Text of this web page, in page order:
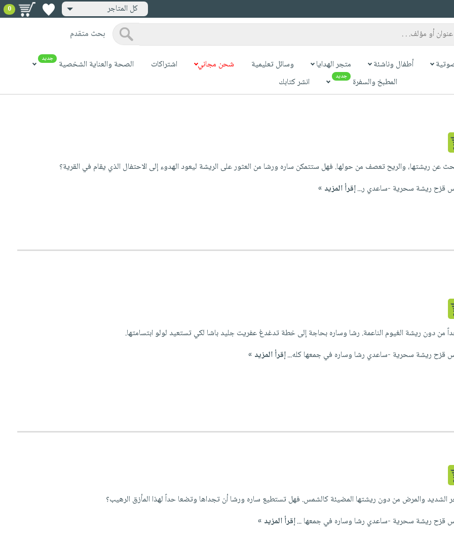
كل المتاجر 0
بحث متقدم
أطفال وناشئة متجر الهدايا وسائل تعليمية شحن مجاني اشتراكات الصحة والعناية الشخصية جديد
المطبخ والسفرة جديد
انشر كتابك
عن ريشتها، والريح تعصف من حولها. فهل ستتمكن ساره ورشا من العثور على الريشة ليعود الهدوء إلى الاحتفال الذي يقام في القرية؟
ريشة سحرية -ساعدي ر...إقرأ المزيد »
من دون ريشة الغيوم الناعمة. رشا وساره بحاجة إلى خطة تدغدغ عفريت جليد باشا لكي تستعيد لولو ابتسامتها.
ريشة سحرية -ساعدي رشا وساره في جمعها كله...إقرأ المزيد »
الشديد والمرض من دون ريشتها المضيئة كالشمس. فهل تستطيع ساره ورشا أن تجداها وتضعا حداً لهذا المأزق الرهيب؟
ريشة سحرية -ساعدي رشا وساره في جمعها ...إقرأ المزيد »